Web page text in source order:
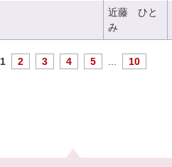
近藤 ひと
み
1 2 3 4 5 10